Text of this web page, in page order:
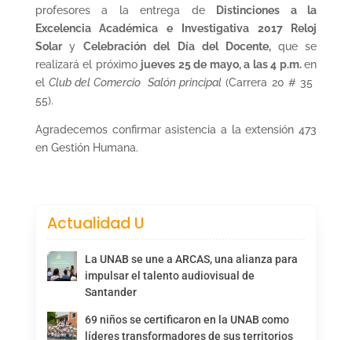
profesores a la entrega de
Distinciones a la
Excelencia Académica e Investigativa 2017 
Reloj
SolaryCelebración del Día del Docente, que se
realizará el próximo jueves 25 de mayo, a las 4 p.m.en
elClub del Comercio  Salón principal (Carrera 20 # 35 
55).
Agradecemos confirmar asistencia a la extensión 473
en Gestión Humana.
Actualidad U
La UNAB se une a ARCAS, una alianza para
impulsar el talento audiovisual de
Santander
69 niños se certificaron en la UNAB como
líderes transformadores de sus territorios